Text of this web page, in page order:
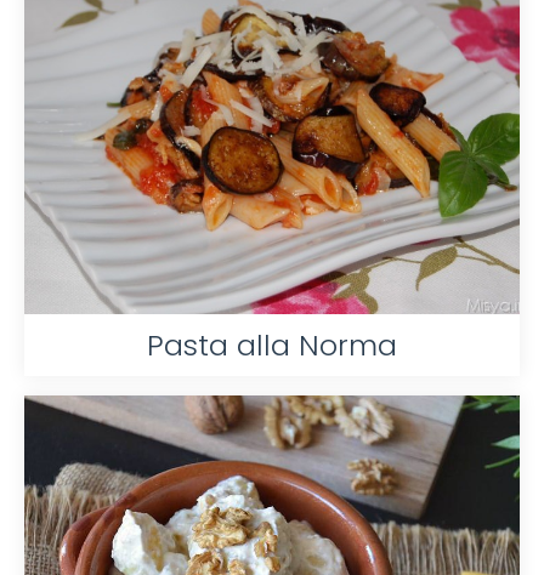
Pasta alla Norma